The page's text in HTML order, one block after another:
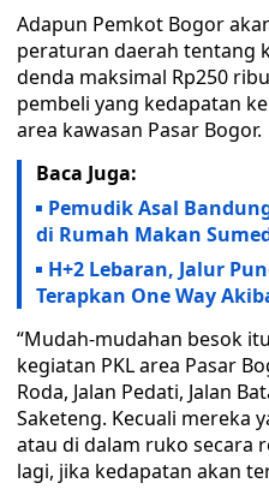
Adapun Pemkot Bogor
peraturan daerah tentang
denda maksimal Rp250
pembeli yang kedapatan
area kawasan Pasar Bogor.
Baca Juga:
Pemudik Asal
di Rumah Makan
H+2 Lebaran, Jalur
Terapkan One Way
“Mudah-mudahan besok
kegiatan PKL area Pasar
Roda, Jalan Pedati, Jalan
Saketeng. Kecuali mereka
atau di dalam ruko secara
lagi, jika kedapatan akan